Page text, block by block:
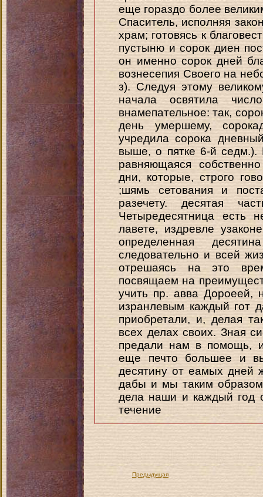
еще гораздо более
Спаситель, исполняя
храм; готовясь к
пустыню и сорок диен
он именно сорок дней
вознесепия Своего на
з). Следуя этому
начала освятила
внамепательное: так,
день умершему,
учредила сорока
выше, о пятке 6-й седм.).
равняющаяся
дни, которые, строго
;шямь сетования и
разечету. десятая
Четыредесятница есть
лавете, издревле
определенная
следовательно и всей
отрешаясь на это
посвящаем на
учить пр. авва Дороеей,
изранлевым каждый гот
приобретали, и, делая
всех делах своих. Зная
предали нам в помощь,
еще печто большее и
десятину от еамых дней
дабы и мы таким образом
дела наши и каждый год
течение
Предыдущая